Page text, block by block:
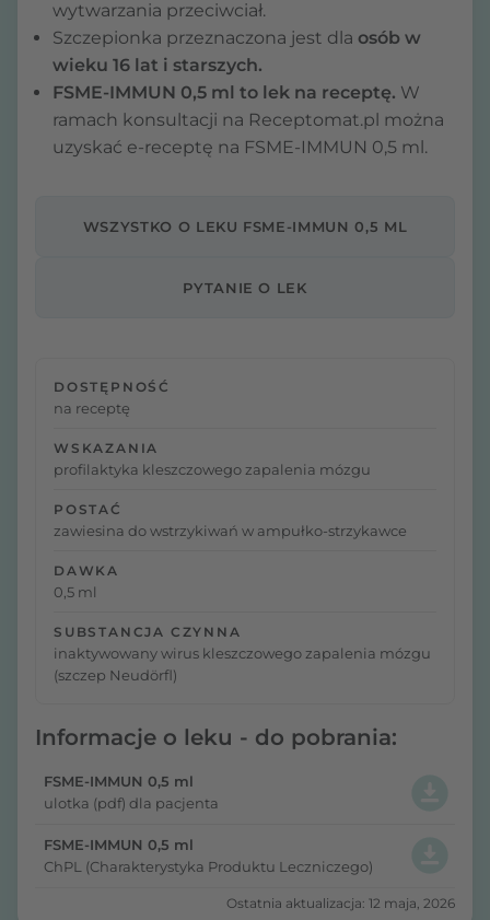
wytwarzania przeciwciał.
Szczepionka przeznaczona jest dla osób w
wieku 16 lat i starszych.
FSME-IMMUN 0,5 ml to lek na receptę. W
ramach konsultacji na Receptomat.pl można
uzyskać e-receptę na FSME-IMMUN 0,5 ml.
WSZYSTKO O LEKU FSME-IMMUN 0,5 ML
PYTANIE O LEK
DOSTĘPNOŚĆ
na receptę
WSKAZANIA
profilaktyka kleszczowego zapalenia mózgu
POSTAĆ
zawiesina do wstrzykiwań w ampułko-strzykawce
DAWKA
0,5 ml
SUBSTANCJA CZYNNA
inaktywowany wirus kleszczowego zapalenia mózgu
(szczep Neudörfl)
Informacje o leku - do pobrania:
FSME-IMMUN 0,5 ml
ulotka (pdf) dla pacjenta
FSME-IMMUN 0,5 ml
ChPL (Charakterystyka Produktu Leczniczego)
Ostatnia aktualizacja: 12 maja, 2026